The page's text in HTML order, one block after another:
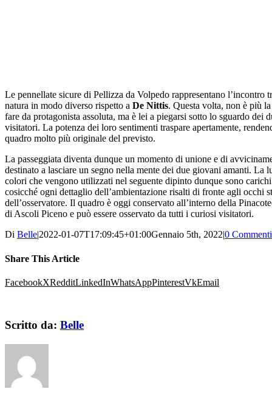
Le pennellate sicure di Pellizza da Volpedo rappresentano l’incontro
natura in modo diverso rispetto a De Nittis. Questa volta, non è più
fare da protagonista assoluta, ma è lei a piegarsi sotto lo sguardo dei
visitatori. La potenza dei loro sentimenti traspare apertamente,
quadro molto più originale del previsto.
La passeggiata diventa dunque un momento di unione e di
destinato a lasciare un segno nella mente dei due giovani amanti. La
colori che vengono utilizzati nel seguente dipinto dunque sono
cosicché ogni dettaglio dell’ambientazione risalti di fronte agli occhi
dell’osservatore. Il quadro è oggi conservato all’interno della
di Ascoli Piceno e può essere osservato da tutti i curiosi visitatori.
Di Belle|2022-01-07T17:09:45+01:00Gennaio 5th, 2022|0 Commenti
Share This Article
FacebookXRedditLinkedInWhatsAppPinterestVkEmail
Scritto da: Belle